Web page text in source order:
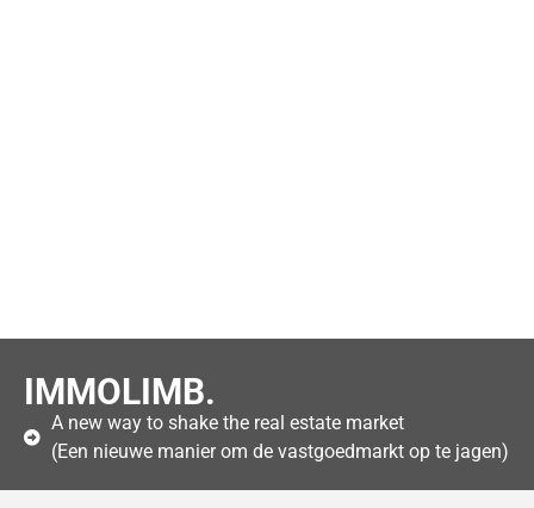
IMMOLIMB.
A new way to shake the real estate market
(Een nieuwe manier om de vastgoedmarkt op te jagen)